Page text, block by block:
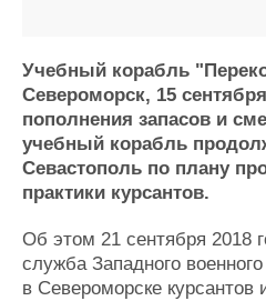
Пульс
Новости
Компании
Репутация
Работа
Крюинг
Реклама
Доска
Услуги
Учебный корабль
Североморск, 15
пополнения запасов и
учебный корабль
Севастополь по плану
практики курсантов.
Об этом 21 сентября 2018
служба Западного
в Североморске